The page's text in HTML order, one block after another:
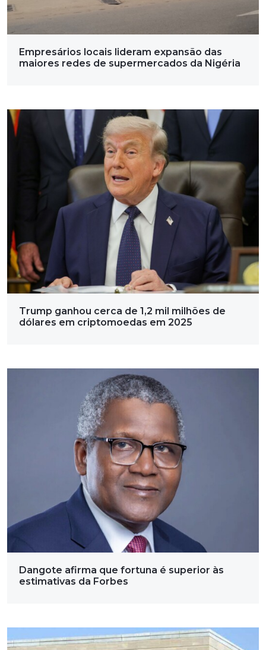
Empresários locais lideram expansão das
maiores redes de supermercados da Nigéria
Trump ganhou cerca de 1,2 mil milhões de
dólares em criptomoedas em 2025
Dangote afirma que fortuna é superior às
estimativas da Forbes